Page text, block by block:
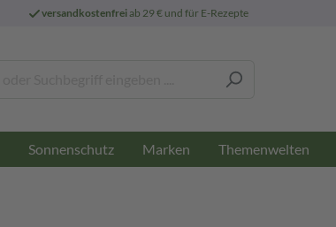
versandkostenfreiab 29 € und für E-Rezepte
Sonnenschutz Marken Themenwelten